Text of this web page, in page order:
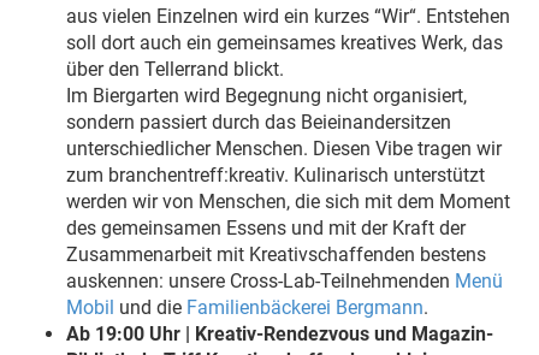
aus vielen Einzelnen wird ein kurzes “Wir“. Entstehen
soll dort auch ein gemeinsames kreatives Werk, das
über den Tellerrand blickt.
Im Biergarten wird Begegnung nicht organisiert,
sondern passiert durch das Beieinandersitzen
unterschiedlicher Menschen. Diesen Vibe tragen wir
zum branchentreff:kreativ. Kulinarisch unterstützt
werden wir von Menschen, die sich mit dem Moment
des gemeinsamen Essens und mit der Kraft der
Zusammenarbeit mit Kreativschaffenden bestens
auskennen: unsere Cross-Lab-Teilnehmenden Menü
Mobil und die Familienbäckerei Bergmann.
Ab 19:00 Uhr | Kreativ-Rendezvous und Magazin-